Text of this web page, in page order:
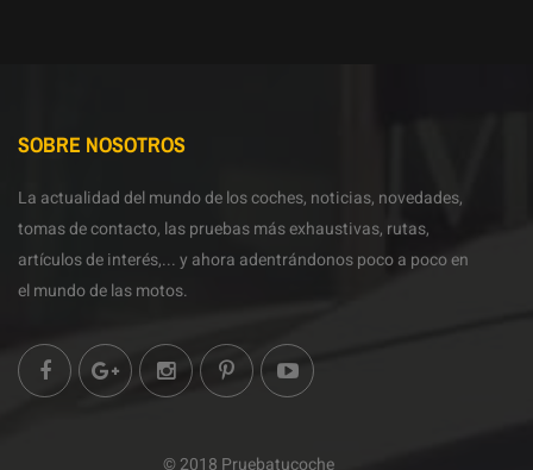
SOBRE NOSOTROS
La actualidad del mundo de los coches, noticias, novedades,
tomas de contacto, las pruebas más exhaustivas, rutas,
artículos de interés,... y ahora adentrándonos poco a poco en
el mundo de las motos.
© 2018 Pruebatucoche